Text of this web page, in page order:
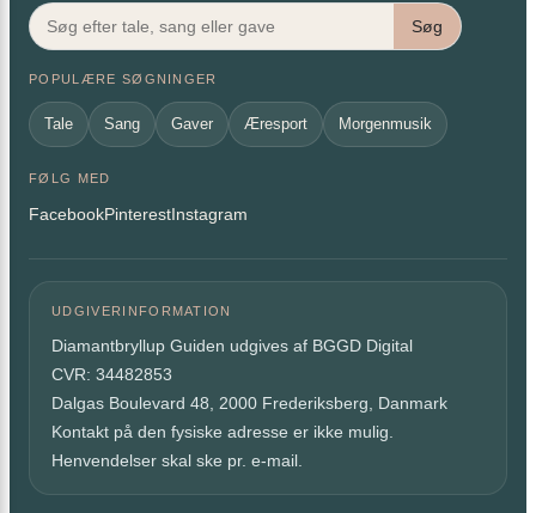
Søg
POPULÆRE SØGNINGER
Tale Sang Gaver Æresport Morgenmusik
FØLG MED
FacebookPinterestInstagram
UDGIVERINFORMATION
Diamantbryllup Guiden udgives af BGGD Digital
CVR: 34482853
Dalgas Boulevard 48, 2000 Frederiksberg, Danmark
Kontakt på den fysiske adresse er ikke mulig.
Henvendelser skal ske pr. e-mail.